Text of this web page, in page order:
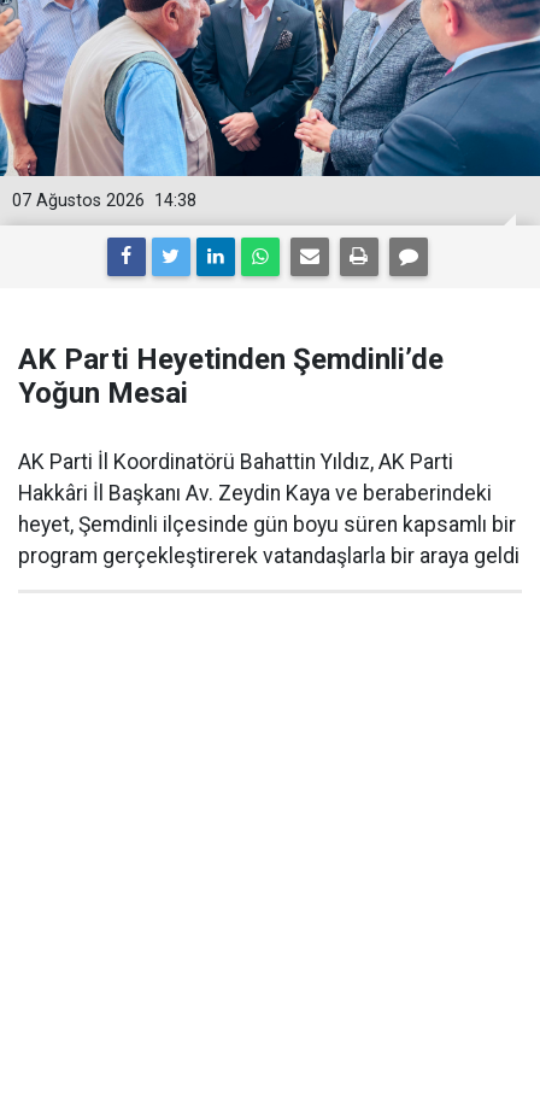
14:38
07 Ağustos 2026
AK Parti Heyetinden Şemdinli’de
Yoğun Mesai
AK Parti İl Koordinatörü Bahattin Yıldız, AK Parti
Hakkâri İl Başkanı Av. Zeydin Kaya ve beraberindeki
heyet, Şemdinli ilçesinde gün boyu süren kapsamlı bir
program gerçekleştirerek vatandaşlarla bir araya geldi